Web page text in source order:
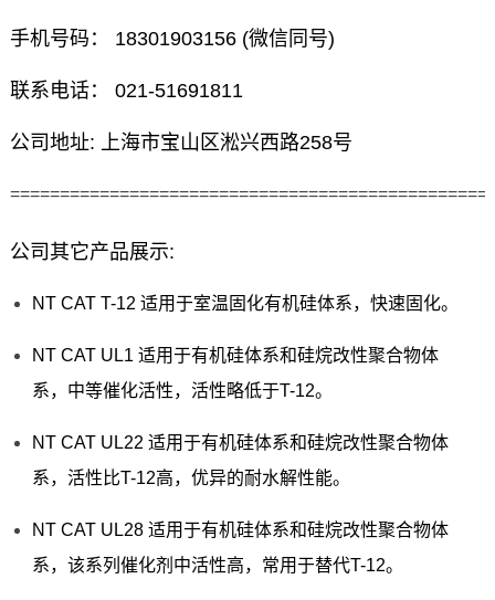
手机号码： 18301903156 (微信同号)
联系电话： 021-51691811
公司地址: 上海市宝山区淞兴西路258号
公司其它产品展示:
NT CAT T-12 适用于室温固化有机硅体系，快速固化。
NT CAT UL1 适用于有机硅体系和硅烷改性聚合物体
系，中等催化活性，活性略低于T-12。
NT CAT UL22 适用于有机硅体系和硅烷改性聚合物体
系，活性比T-12高，优异的耐水解性能。
NT CAT UL28 适用于有机硅体系和硅烷改性聚合物体
系，该系列催化剂中活性高，常用于替代T-12。